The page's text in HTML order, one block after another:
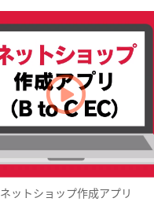
ネットショップ作成アプリ